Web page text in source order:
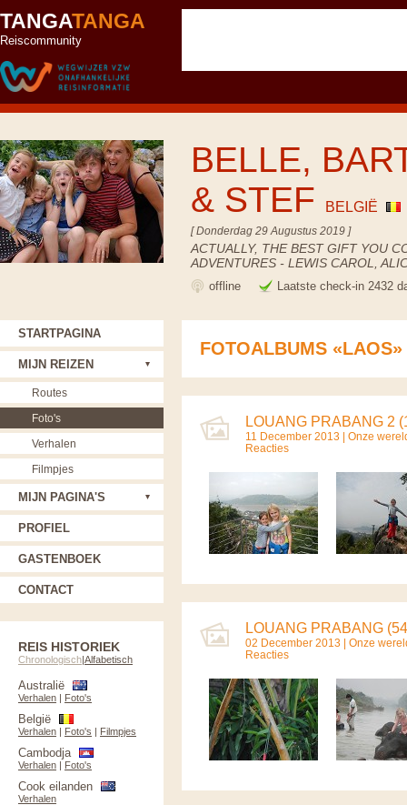
TANGATANGA
Reiscommunity
BELLE,
& STEF
BELGIË
[ Donderdag 29 Augustus 2019 ]
ACTUALLY, THE BEST GIFT YOU
ADVENTURES - LEWIS CAROL,
offline Laatste check-in 2432
FOTOALBUMS «LAOS»
LOUANG PRABANG 2
11 December 2013 | Onze
Reacties
LOUANG PRABANG
02 December 2013 | Onze
Reacties
STARTPAGINA
MIJN REIZEN
Routes
Foto's
Verhalen
Filmpjes
MIJN PAGINA'S
PROFIEL
GASTENBOEK
CONTACT
REIS HISTORIEK
Chronologisch|Alfabetisch
Australië
Verhalen | Foto's
België
Verhalen | Foto's | Filmpjes
Cambodja
Verhalen | Foto's
Cook eilanden
Verhalen